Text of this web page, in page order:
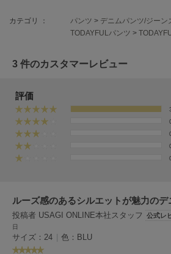
HOKA ONEONE
LAATO
ラート
le coq sportif
LeSportsac
レスポートサック
カテゴリ ： パンツ > デニムパンツ/ジーン
TODAYFULパンツ >
3 件のカスタマーレビュー
評価
ルーズ感のあるシルエットが魅力のデ
投稿者 USAGI ONLINE本社スタッフ 公式レ
日
サイズ：24 | 色：BLU